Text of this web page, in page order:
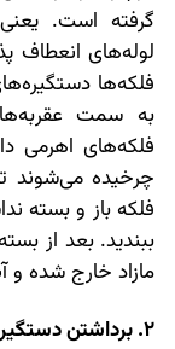
گرفته است.
لوله‌های
فلکه‌ها
به سمت
فلکه‌های اهرمی
چرخیده می‌شوند
فلکه باز و بسته
ببندید. بعد از
مازاد خارج شده و
2. برداشتن دستگیره شیر